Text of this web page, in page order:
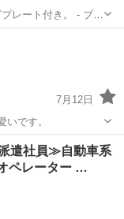
ト付き。 - ブラ
ゴプレート付き 使
かる年季が入...
7月12日
です。
遣社員≫自動車系
ペレーター …